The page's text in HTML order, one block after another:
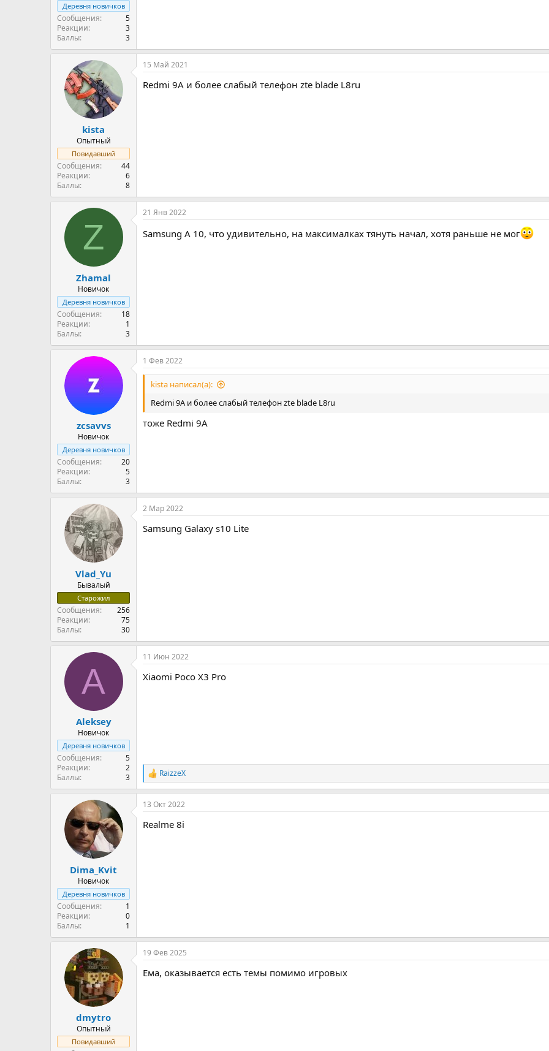
Деревня новичков
Сообщения
5
Реакции
3
Баллы
3
kista
Опытный
Повидавший
Сообщения
44
Реакции
6
Баллы
8
15 Май 2021
Redmi 9A и более слабый телефон zte blade L8ru
Z
Zhamal
Новичок
Деревня новичков
Сообщения
18
Реакции
1
Баллы
3
21 Янв 2022
Samsung А 10, что удивительно, на максималках тянуть начал, хотя раньше не мог
zcsavvs
Новичок
Деревня новичков
Сообщения
20
Реакции
5
Баллы
3
1 Фев 2022
kista написал(а):
Redmi 9A и более слабый телефон zte blade L8ru
тоже Redmi 9A
Vlad_Yu
Бывалый
Старожил
Сообщения
256
Реакции
75
Баллы
30
2 Мар 2022
Samsung Galaxy s10 Lite
A
Aleksey
Новичок
Деревня новичков
Сообщения
5
Реакции
2
Баллы
3
11 Июн 2022
Xiaomi Poco X3 Pro
Р
е
а
к
и
RaizzeX
Dima_Kvit
Новичок
Деревня новичков
Сообщения
1
Реакции
0
Баллы
1
13 Окт 2022
Realme 8i
dmytro
Опытный
Повидавший
19 Фев 2025
Ема, оказывается есть темы помимо игровых